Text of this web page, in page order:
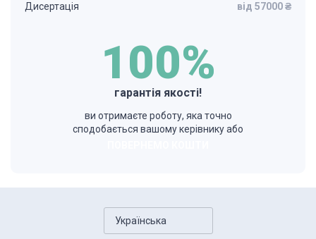
Дисертація від 57000 ₴
100%
гарантія якості!
ви отримаєте роботу, яка точно
сподобається вашому керівнику або
Українська